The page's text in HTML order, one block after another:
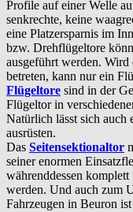
Profile auf einer Welle
senkrechte, keine
eine Platzersparnis im
bzw. Drehflügeltore
ausgeführt werden. Wird
betreten, kann nur ein
Flügeltore sind in der
Flügeltor in
Natürlich lässt sich auch
ausrüsten.
Das Seitensektionaltor
seiner enormen
währenddessen
werden. Und auch zum
Fahrzeugen in Beuron